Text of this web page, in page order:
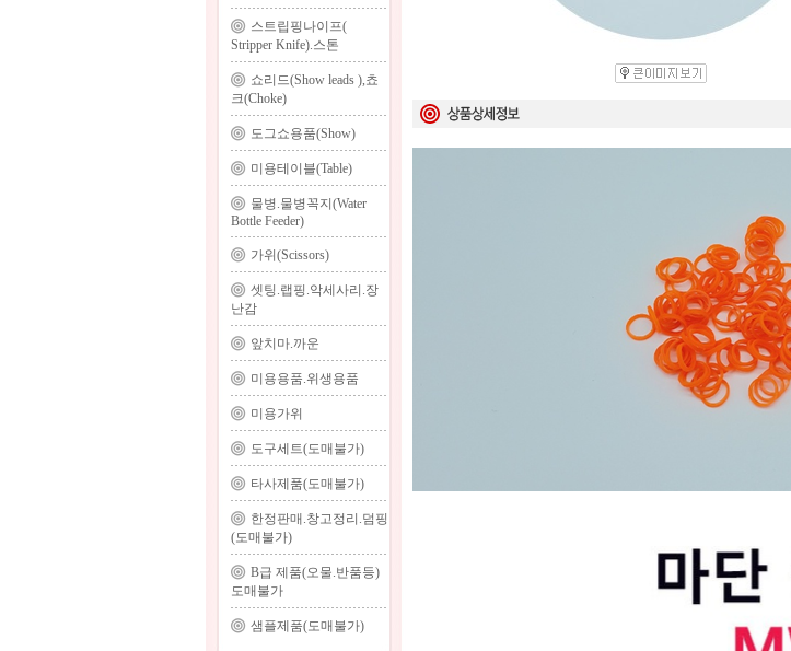
스트립핑나이프(
Stripper Knife).스톤
쇼리드(Show leads ),쵸
크(Choke)
도그쇼용품(Show)
미용테이블(Table)
물병.물병꼭지(Water
Bottle Feeder)
가위(Scissors)
셋팅.랩핑.악세사리.장
난감
앞치마.까운
미용용품.위생용품
미용가위
도구세트(도매불가)
타사제품(도매불가)
한정판매.창고정리.덤핑
(도매불가)
B급 제품(오물.반품등)
도매불가
샘플제품(도매불가)